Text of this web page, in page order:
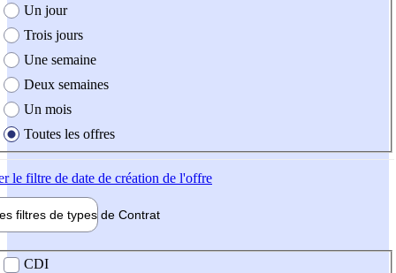
création de l'offre
Un jour
Trois jours
Une semaine
Deux semaines
Un mois
Toutes les offres
le filtre de date de création de l'offre
filtres de types de Contrat
contrat
CDI